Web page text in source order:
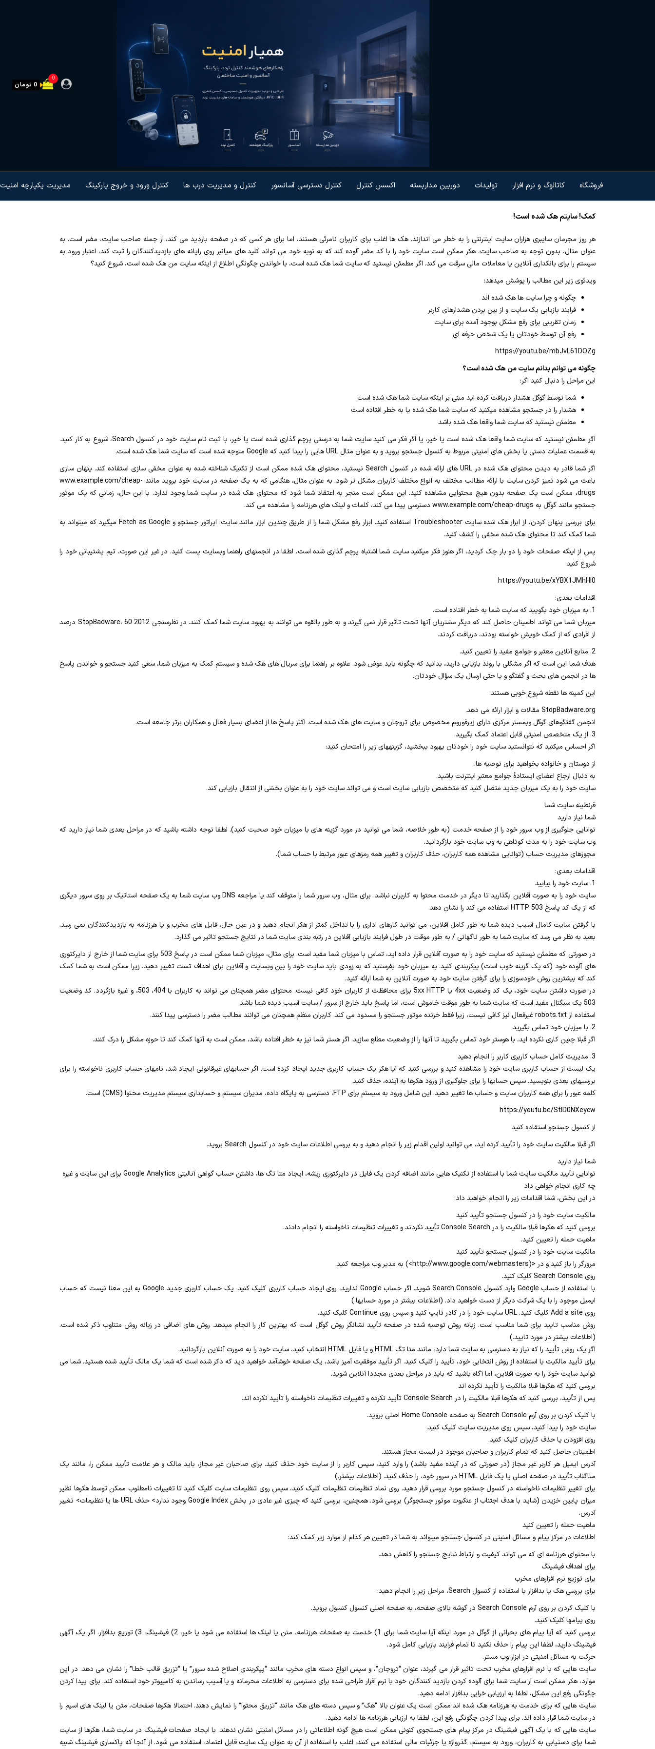
همیار
امنیت
کنترل تردد و
0
0 تومان
مدیریت یکپارچه امنیت کنترل ورود و خروج پارکینگ کنترل و مدیریت درب ها کنترل دسترسی آسانسور اکسس کنترل دوربین مداربسته تولیدات کاتالوگ و نرم افزار فروشگاه
کمک! سایتم هک شده است!
هر روز مجرمان سایبری هزاران سایت اینترنتی را به خطر می اندازند. هک ها اغلب برای کاربران نامرئی هستند، اما برای هر کسی که در صفحه بازدید می کند، از جمله صاحب سایت، مضر است. به
عنوان مثال، بدون توجه به صاحب سایت، هکر ممکن است سایت خود را با کد مضر آلوده کند که به نوبه خود می تواند کلید های میانبر روی رایانه های بازدیدکنندگان را ثبت کند، اعتبار ورود به
سیستم را برای بانکداری آنلاین یا معاملات مالی سرقت می کند. اگر مطمئن نیستید که سایت شما هک شده است، با خواندن چگونگی اطلاع از اینکه سایت من هک شده است، شروع کنید؟
ویدئوی زیر این مطالب را پوشش میدهد:
چگونه و چرا سایت ها هک شده اند
فرایند بازیابی یک سایت و از بین بردن هشدارهای کاربر
زمان تقریبی برای رفع مشکل بوجود آمده برای سایت
رفع آن توسط خودتان یا یک شخص حرفه ای
https://youtu.be/mbJvL61DOZg
چگونه می توانم بدانم سایت من هک شده است؟
این مراحل را دنبال کنید اگر:
شما توسط گوگل هشدار دریافت کرده اید مبنی بر اینکه سایت شما هک شده است
هشدار را در جستجو مشاهده میکنید که سایت شما هک شده یا به خطر افتاده است
مطمئن نیستید که سایت شما واقعا هک شده باشد
اگر مطمئن نیستید که سایت شما واقعا هک شده است یا خیر، یا اگر فکر می کنید سایت شما به درستی پرچم گذاری شده است یا خیر، با ثبت نام سایت خود در کنسول Search، شروع به کار کنید.
به قسمت عملیات دستی یا بخش های امنیتی مربوط به کنسول جستجو بروید و به عنوان مثال URL هایی را پیدا کنید که Google متوجه شده است که سایت شما هک شده است.
اگر شما قادر به دیدن محتوای هک شده در URL های ارائه شده در کنسول Search نیستید، محتوای هک شده ممکن است از تکنیک شناخته شده به عنوان مخفی سازی استفاده کند. پنهان سازی
باعث می شود تمیز کردن سایت با ارائه مطالب مختلف به انواع مختلف کاربران مشکل تر شود. به عنوان مثال، هنگامی که به یک صفحه در سایت خود بروید مانند www.example.com/cheap-
drugs، ممکن است یک صفحه بدون هیچ محتوایی مشاهده کنید. این ممکن است منجر به اعتقاد شما شود که محتوای هک شده در سایت شما وجود ندارد. با این حال، زمانی که یک موتور
جستجو مانند گوگل به www.example.com/cheap-drugs دسترسی پیدا می کند، کلمات و لینک های هرزنامه را مشاهده می کند.
برای بررسی پنهان کردن، از ابزار هک شده سایت Troubleshooter استفاده کنید. ابزار رفع مشکل شما را از طریق چندین ابزار مانند سایت: اپراتور جستجو و Fetch as Google میگیرد که میتواند به
شما کمک کند تا محتوای هک شده مخفی را کشف کنید.
پس از اینکه صفحات خود را دو بار چک کردید، اگر هنوز فکر میکنید سایت شما اشتباه پرچم گذاری شده است، لطفا در انجمنهای راهنما وبسایت پست کنید. در غیر این صورت، تیم پشتیبانی خود را
شروع کنید:
https://youtu.be/xYBX1JMhHI0
اقدامات بعدی:
1. به میزبان خود بگویید که سایت شما به خطر افتاده است.
میزبان شما می تواند اطمینان حاصل کند که دیگر مشتریان آنها تحت تاثیر قرار نمی گیرند و به طور بالقوه می توانند به بهبود سایت شما کمک کنند. در نظرسنجی 2012 StopBadware، 60 درصد
از افرادی که از کمک خویش خواسته بودند، دریافت کردند.
2. منابع آنلاین معتبر و جوامع مفید را تعیین کنید.
هدف شما این است که اگر مشکلی با روند بازیابی دارید، بدانید که چگونه باید عوض شود. علاوه بر راهنما برای سریال های هک شده و سیستم کمک به میزبان شما، سعی کنید جستجو و خواندن پاسخ
ها در انجمن های بحث و گفتگو و یا حتی ارسال یک سؤال خودتان.
این کمینه ها نقطه شروع خوبی هستند:
StopBadware.org مقالات و ابزار ارائه می دهد.
انجمن گفتگوهای گوگل وبمستر مرکزی دارای زیرفوروم مخصوص برای تروجان و سایت های هک شده است. اکثر پاسخ ها از اعضای بسیار فعال و همکاران برتر جامعه است.
3. از یک متخصص امنیتی قابل اعتماد کمک بگیرید.
اگر احساس میکنید که نتوانستید سایت خود را خودتان بهبود ببخشید، گزینههای زیر را امتحان کنید:
از دوستان و خانواده بخواهید برای توصیه ها.
به دنبال ارجاع اعضای ایستادۀ جوامع معتبر اینترنت باشید.
سایت خود را به یک میزبان جدید متصل کنید که متخصص بازیابی سایت است و می تواند سایت خود را به عنوان بخشی از انتقال بازیابی کند.
قرنطینه سایت شما
شما نیاز دارید
توانایی جلوگیری از وب سرور خود را از صفحه خدمت (به طور خلاصه، شما می توانید در مورد گزینه های با میزبان خود صحبت کنید). لطفا توجه داشته باشید که در مراحل بعدی شما نیاز دارید که
وب سایت خود را به مدت کوتاهی به وب سایت خود بازگردانید.
مجوزهای مدیریت حساب (توانایی مشاهده همه کاربران، حذف کاربران و تغییر همه رمزهای عبور مرتبط با حساب شما).
اقدامات بعدی:
1. سایت خود را بیابید
سایت خود را به صورت آفلاین بگذارید تا دیگر در خدمت محتوا به کاربران نباشد. برای مثال، وب سرور شما را متوقف کند یا مراجعه DNS وب سایت شما به یک صفحه استاتیک بر روی سرور دیگری
که از یک کد پاسخ 503 HTTP استفاده می کند را نشان دهد.
با گرفتن سایت کامال آسیب دیده شما به طور کامل آفلاین، می توانید کارهای اداری را با تداخل کمتر از هکر انجام دهید و در عین حال، فایل های مخرب و یا هرزنامه به بازدیدکنندگان نمی رسد.
بعید به نظر می رسد که سایت شما به طور ناگهانی / به طور موقت در طول فرایند بازیابی آفلاین در رتبه بندی سایت شما در نتایج جستجو تاثیر می گذارد.
در صورتی که مطمئن نیستید که سایت خود را به صورت آفلاین قرار داده اید، تماس با میزبان شما مفید است. برای مثال، میزبان شما ممکن است در پاسخ 503 برای سایت شما از خارج از دایرکتوری
های آلوده خود (که یک گزینه خوب است) پیکربندی کنید. به میزبان خود بفرستید که به زودی باید سایت خود را بین وبسایت و آفلاین برای اهداف تست تغییر دهید، زیرا ممکن است به شما کمک
کند که بیشترین روش خودسوزی را برای گرفتن سایت خود به صورت آنلاین به شما ارائه کنید.
در صورت داشتن سایت خود، یک کد وضعیت 4xx یا 5xx HTTP برای محافظت از کاربران خود کافی نیست. محتوای مضر همچنان می تواند به کاربران با 404، 503، و غیره بازگردد. کد وضعیت
503 یک سیگنال مفید است که سایت شما به طور موقت خاموش است، اما پاسخ باید خارج از سرور / سایت آسیب دیده شما باشد.
استفاده از robots.txt غیرفعال نیز کافی نیست، زیرا فقط خزنده موتور جستجو را مسدود می کند. کاربران منظم همچنان می توانند مطالب مضر را دسترسی پیدا کنند.
2. با میزبان خود تماس بگیرید
اگر قبلا چنین کاری نکرده اید، با هوستر خود تماس بگیرید تا آنها را از وضعیت مطلع سازید. اگر هستر شما نیز به خطر افتاده باشد، ممکن است به آنها کمک کند تا حوزه مشکل را درک کنند.
3. مدیریت کامل حساب کاربری کاربر را انجام دهید
یک لیست از حساب کاربری سایت خود را مشاهده کنید و بررسی کنید که آیا هکر یک حساب کاربری جدید ایجاد کرده است. اگر حسابهای غیرقانونی ایجاد شد، نامهای حساب کاربری ناخواسته را برای
بررسیهای بعدی بنویسید. سپس حسابها را برای جلوگیری از ورود هکرها به آینده، حذف کنید.
کلمه عبور را برای همه کاربران سایت و حساب ها تغییر دهید. این شامل ورود به سیستم برای FTP، دسترسی به پایگاه داده، مدیران سیستم و حسابداری سیستم مدیریت محتوا (CMS) است.
https://youtu.be/StID0NXeycw
از کنسول جستجو استفاده کنید
اگر قبلا مالکیت سایت خود را تأیید کرده اید، می توانید اولین اقدام زیر را انجام دهید و به بررسی اطلاعات سایت خود در کنسول Search بروید.
شما نیاز دارید
توانایی تأیید مالکیت سایت شما با استفاده از تکنیک هایی مانند اضافه کردن یک فایل در دایرکتوری ریشه، ایجاد متا تگ ها، داشتن حساب گواهی آنالیتی Google Analytics برای این سایت و غیره
چه کاری انجام خواهی داد
در این بخش، شما اقدامات زیر را انجام خواهید داد:
مالکیت سایت خود را در کنسول جستجو تأیید کنید
بررسی کنید که هکرها قبلا مالکیت را در Console Search تأیید نکردند و تغییرات تنظیمات ناخواسته را انجام دادند.
ماهیت حمله را تعیین کنید.
مالکیت سایت خود را در کنسول جستجو تأیید کنید
مرورگر را باز کنید و در <(http://www.google.com/webmasters>) به مدیر وب مراجعه کنید.
روی Search Console کلیک کنید.
با استفاده از حساب Google وارد کنسول Search Console شوید. اگر حساب Google ندارید، روی ایجاد حساب کاربری کلیک کنید. یک حساب کاربری جدید Google به این معنا نیست که حساب
ایمیل موجود را با یک شرکت دیگر از دست خواهید داد. (اطلاعات بیشتر در مورد حسابها.)
روی Add a site کلیک کنید. URL سایت خود را در کادر تایپ کنید و سپس روی Continue کلیک کنید.
روش مناسب تایید برای شما مناسب است. زبانه روش توصیه شده در صفحه تأیید نشانگر روش گوگل است که بهترین کار را انجام میدهد. روش های اضافی در زبانه روش متناوب ذکر شده است.
(اطلاعات بیشتر در مورد تایید.)
اگر یک روش تأیید را که نیاز به دسترسی به سایت شما دارد، مانند متا تگ HTML و یا فایل HTML انتخاب کنید، سایت خود را به صورت آنلاین بازگردانید.
برای تأیید مالکیت با استفاده از روش انتخابی خود، تأیید را کلیک کنید. اگر تأیید موفقیت آمیز باشد، یک صفحه خوشآمد خواهید دید که ذکر شده است که شما یک مالک تأیید شده هستید. شما می
توانید سایت خود را به صورت آفلاین، اما آگاه باشید که باید در مراحل بعدی مجددا آنلاین شوید.
بررسی کنید که هکرها قبلا مالکیت را تأیید نکرده اند
پس از تأیید، بررسی کنید که هکرها قبلا مالکیت را در Console Search تأیید نکرده و تغییرات تنظیمات ناخواسته را تأیید نکرده اند.
با کلیک کردن بر روی آرم Search Console به صفحه Home Console اصلی بروید.
سایت خود را پیدا کنید، سپس روی مدیریت سایت کلیک کنید.
روی افزودن یا حذف کاربران کلیک کنید.
اطمینان حاصل کنید که تمام کاربران و صاحبان موجود در لیست مجاز هستند.
آدرس ایمیل هر کاربر غیر مجاز (در صورتی که در آینده مفید باشد) را وارد کنید، سپس کاربر را از سایت خود حذف کنید. برای صاحبان غیر مجاز، باید مالک و هر علامت تأیید ممکن را، مانند یک
متاگناب تأیید در صفحه اصلی یا یک فایل HTML در سرور خود، را حذف کنید. (اطلاعات بیشتر.)
برای تغییر تنظیمات ناخواسته در کنسول جستجو مورد بررسی قرار دهید. روی نماد تنظیمات تنظیمات کلیک کنید، سپس روی تنظیمات سایت کلیک کنید تا تغییرات نامطلوب ممکن توسط هکرها نظیر
میزان پایین خزیدن (شاید با هدف اجتناب از عنکبوت موتور جستجوگر) بررسی شود. همچنین، بررسی کنید که چیزی غیر عادی در بخش Google Index وجود ندارد> حذف URL ها یا تنظیمات> تغییر
آدرس.
ماهیت حمله را تعیین کنید
اطلاعات در مرکز پیام و مسائل امنیتی در کنسول جستجو میتواند به شما در تعیین هر کدام از موارد زیر کمک کند:
با محتوای هرزنامه ای که می تواند کیفیت و ارتباط نتایج جستجو را کاهش دهد.
برای اهداف فیشینگ
برای توزیع نرم افزارهای مخرب
برای بررسی هک یا بدافزار با استفاده از کنسول Search، مراحل زیر را انجام دهید:
با کلیک کردن بر روی آرم Search Console در گوشه بالای صفحه، به صفحه اصلی کنسول کنسول بروید.
روی پیامها کلیک کنید.
بررسی کنید که آیا پیام های بحرانی از گوگل در مورد اینکه آیا سایت شما برای 1) خدمت به صفحات هرزنامه، متن یا لینک ها استفاده می شود یا خیر، 2) فیشینگ، 3) توزیع بدافزار. اگر یک آگهی
فیشینگ دارید، لطفا این پیام را حذف نکنید تا تمام فرایند بازیابی کامل شود.
حرکت به مسائل امنیتی در ابزار وب مستر.
سایت هایی که با نرم افزارهای مخرب تحت تاثیر قرار می گیرند، عنوان “تروجان”، و سپس انواع دسته های مخرب مانند “پیکربندی اصلاح شده سرور” یا “تزریق قالب خطا” را نشان می دهد. در این
موارد، هکر ممکن است از سایت شما برای آلوده کردن بازدید کنندگان خود با نرم افزار طراحی شده برای دسترسی به اطلاعات محرمانه و یا آسیب رساندن به کامپیوتر خود استفاده کند. برای پیدا کردن
چگونگی رفع این مشکل، لطفا به ارزیابی خرابی بدافزار ادامه دهید.
سایت هایی که برای خدمت به هرزنامه هک شده اند ممکن است یک عنوان بالا “هک” و سپس دسته های هک مانند “تزریق محتوا” را نمایش دهند. احتمالا هکرها صفحات، متن یا لینک های اسپم را
در سایت شما قرار داده اند. برای پیدا کردن چگونگی رفع این، لطفا به ارزیابی هرزنامه ها ادامه دهید.
سایت هایی که با یک آگهی فیشینگ در مرکز پیام های جستجوی کنونی ممکن است هیچ گونه اطلاعاتی را در مسائل امنیتی نشان ندهند. با ایجاد صفحات فیشینگ در سایت شما، هکرها از سایت
شما برای دستیابی به کاربران، ورود به سیستم، گذرواژه یا جزئیات مالی استفاده می کنند، اغلب با استفاده از آن به عنوان یک سایت قابل اعتماد، استفاده می شود. از آنجا که پاکسازی فیشینگ شبیه